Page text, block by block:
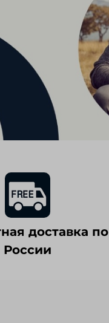
доставка по
России